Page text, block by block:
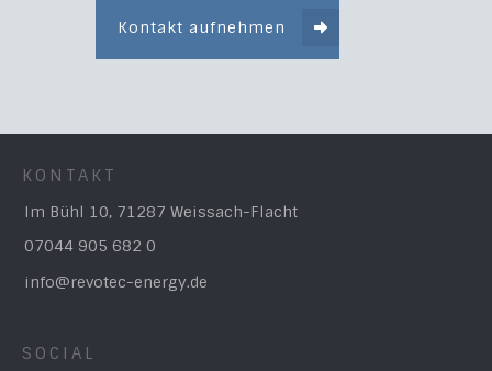
Kontakt aufnehmen
KONTAKT
Im Bühl 10, 71287 Weissach-Flacht
07044 905 682 0
info@revotec-energy.de
SOCIAL